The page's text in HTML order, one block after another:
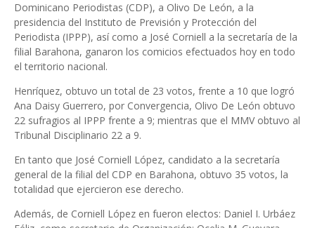
Dominicano Periodistas (CDP), a Olivo De León, a la
presidencia del Instituto de Previsión y Protección del
Periodista (IPPP), así como a José Corniell a la secretaría de la
filial Barahona, ganaron los comicios efectuados hoy en todo
el territorio nacional.
Henríquez, obtuvo un total de 23 votos, frente a 10 que logró
Ana Daisy Guerrero, por Convergencia, Olivo De León obtuvo
22 sufragios al IPPP frente a 9; mientras que el MMV obtuvo al
Tribunal Disciplinario 22 a 9.
En tanto que José Corniell López, candidato a la secretaría
general de la filial del CDP en Barahona, obtuvo 35 votos, la
totalidad que ejercieron ese derecho.
Además, de Corniell López en fueron electos: Daniel I. Urbáez